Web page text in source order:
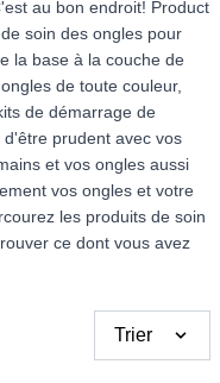
au bon endroit! Product
soin des ongles pour
la base à la couche de
de toute couleur,
de démarrage de
prudent avec vos
et vos ongles aussi
vos ongles et votre
les produits de soin
ce dont vous avez
Trier